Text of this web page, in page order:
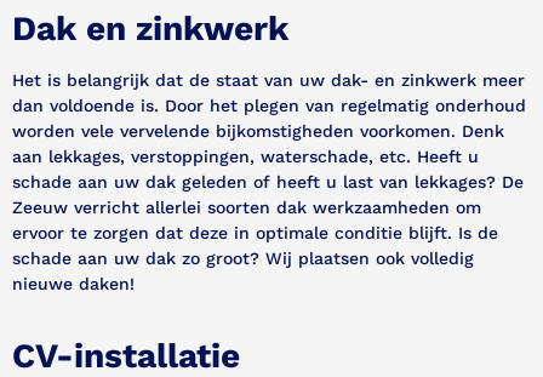
Dak en zinkwerk
Het is belangrijk dat de staat van uw dak- en zinkwerk meer
dan voldoende is. Door het plegen van regelmatig onderhoud
worden vele vervelende bijkomstigheden voorkomen. Denk
aan lekkages, verstoppingen, waterschade, etc. Heeft u
schade aan uw dak geleden of heeft u last van lekkages? De
Zeeuw verricht allerlei soorten dak werkzaamheden om
ervoor te zorgen dat deze in optimale conditie blijft. Is de
schade aan uw dak zo groot? Wij plaatsen ook volledig
nieuwe daken!
CV-installatie